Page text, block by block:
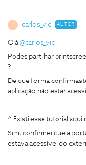
C carlos_vic AUTOR
Olá@carlos_vic
Podes partilhar
?
De que forma
aplicação não estar
^ Existi esse tutorial aqui
Sim, confirmei que a
estava acessível do